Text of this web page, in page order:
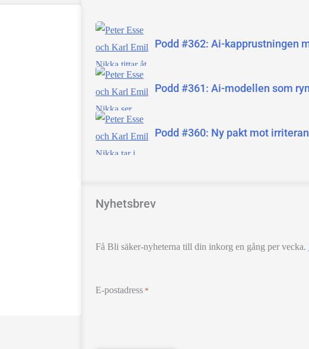
Podd #362: Ai-kapprustningen
Podd #361: Ai-modellen som
Podd #360: Ny pakt mot
Nyhetsbrev
Få Bli säker-nyheterna till din inkorg en gång per vecka.
E-postadress *